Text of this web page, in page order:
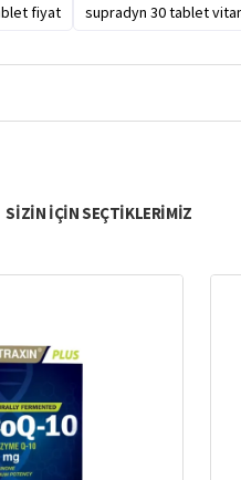
fiyat supradyn 30 tablet
SIZIN IÇIN SEÇTIKLERIMIZ